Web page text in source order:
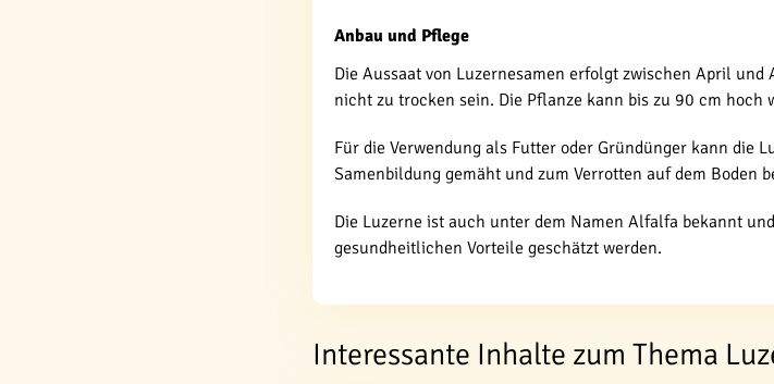
Anbau und Pflege
Die Aussaat von Luzernesamen erfolgt zwischen April
nicht zu trocken sein. Die Pflanze kann bis zu 90 cm
Für die Verwendung als Futter oder Gründünger kann die
Samenbildung gemäht und zum Verrotten auf dem Boden
Die Luzerne ist auch unter dem Namen Alfalfa bekannt
gesundheitlichen Vorteile geschätzt werden.
Interessante Inhalte zum Thema